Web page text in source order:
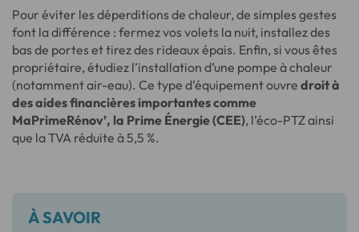
Pour éviter les déperditions de chaleur, de simples gestes
font la différence : fermez vos volets la nuit, installez des
bas de portes et tirez des rideaux épais. Enfin, si vous êtes
propriétaire, étudiez l’installation d’une pompe à chaleur
(notamment air-eau). Ce type d’équipement ouvre droit à
des aides financières importantes comme
MaPrimeRénov’, la Prime Énergie (CEE), l’éco-PTZ ainsi
que la TVA réduite à 5,5 %.
À SAVOIR